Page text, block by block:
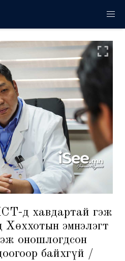
д хавдартай гэж
Хөххотын эмнэлэгт
оношлогдсон
байхгүй /